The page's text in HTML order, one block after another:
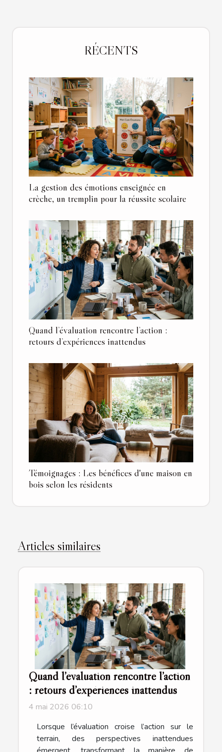
RÉCENTS
La gestion des émotions enseignée en
crèche, un tremplin pour la réussite scolaire
Quand l’évaluation rencontre l’action :
retours d’expériences inattendus
Témoignages : Les bénéfices d'une maison en
bois selon les résidents
Articles similaires
Quand l’évaluation rencontre l’action
: retours d’expériences inattendus
4 mai 2026 06:10
Lorsque l’évaluation croise l’action sur le
terrain, des perspectives inattendues